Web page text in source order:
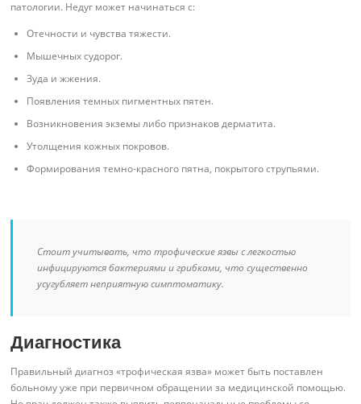
патологии. Недуг может начинаться с:
Отечности и чувства тяжести.
Мышечных судорог.
Зуда и жжения.
Появления темных пигментных пятен.
Возникновения экземы либо признаков дерматита.
Утолщения кожных покровов.
Формирования темно-красного пятна, покрытого струпьями.
Стоит учитывать, что трофические язвы с легкостью
инфицируются бактериями и грибками, что существенно
усугубляет неприятную симптоматику.
Диагностика
Правильный диагноз «трофическая язва» может быть поставлен
больному уже при первичном обращении за медицинской помощью.